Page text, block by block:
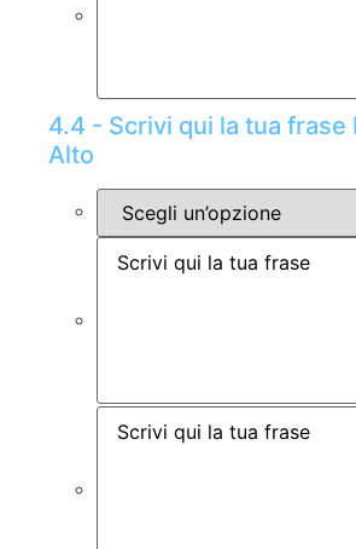
4.4 - Scrivi qui la tua frase
Alto